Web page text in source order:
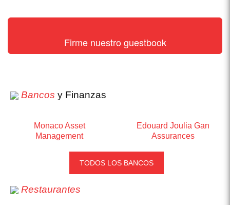
Firme nuestro guestbook
Bancos y Finanzas
Monaco Asset
Management
Edouard Joulia Gan
Assurances
TODOS LOS BANCOS
Restaurantes